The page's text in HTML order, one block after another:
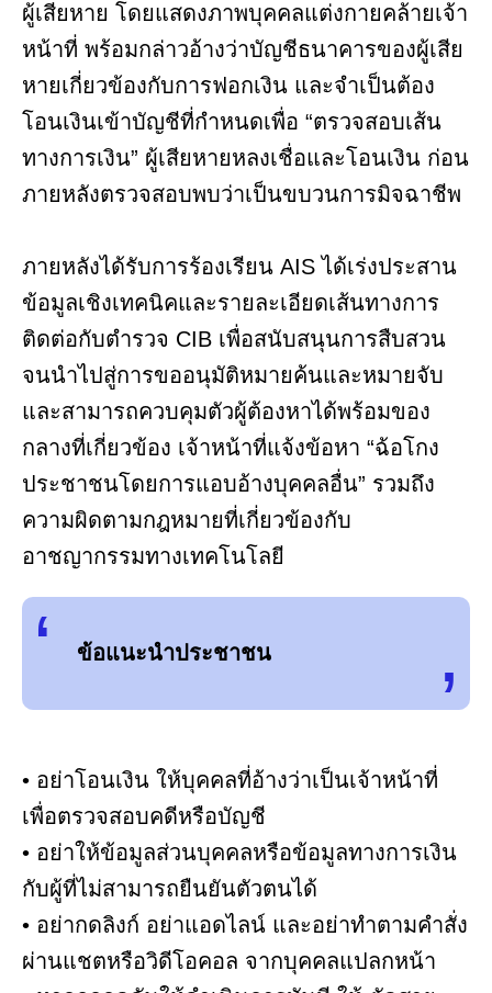
ผู้เสียหาย โดยแสดงภาพบุคคลแต่งกายคล้ายเจ้า
หน้าที่ พร้อมกล่าวอ้างว่าบัญชีธนาคารของผู้เสีย
หายเกี่ยวข้องกับการฟอกเงิน และจำเป็นต้อง
โอนเงินเข้าบัญชีที่กำหนดเพื่อ “ตรวจสอบเส้น
ทางการเงิน” ผู้เสียหายหลงเชื่อและโอนเงิน ก่อน
ภายหลังตรวจสอบพบว่าเป็นขบวนการมิจฉาชีพ
ภายหลังได้รับการร้องเรียน AIS ได้เร่งประสาน
ข้อมูลเชิงเทคนิคและรายละเอียดเส้นทางการ
ติดต่อกับตำรวจ CIB เพื่อสนับสนุนการสืบสวน
จนนำไปสู่การขออนุมัติหมายค้นและหมายจับ
และสามารถควบคุมตัวผู้ต้องหาได้พร้อมของ
กลางที่เกี่ยวข้อง เจ้าหน้าที่แจ้งข้อหา “ฉ้อโกง
ประชาชนโดยการแอบอ้างบุคคลอื่น” รวมถึง
ความผิดตามกฎหมายที่เกี่ยวข้องกับ
อาชญากรรมทางเทคโนโลยี
ข้อแนะนำประชาชน
• อย่าโอนเงิน ให้บุคคลที่อ้างว่าเป็นเจ้าหน้าที่
เพื่อตรวจสอบคดีหรือบัญชี
• อย่าให้ข้อมูลส่วนบุคคลหรือข้อมูลทางการเงิน
กับผู้ที่ไม่สามารถยืนยันตัวตนได้
• อย่ากดลิงก์ อย่าแอดไลน์ และอย่าทำตามคำสั่ง
ผ่านแชตหรือวิดีโอคอล จากบุคคลแปลกหน้า